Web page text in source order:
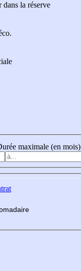
dans la réserve
maximale (en mois)
madaire